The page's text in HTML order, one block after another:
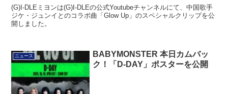
(G)I-DLEミヨンは(G)I-DLEの公式Youtubeチャンネルにて、中国歌手
ジケ・ジュンイとのコラボ曲「Glow Up」のスペシャルクリップを公
開しました。
ニュース
BABYMONSTER 本日カムバッ
ク！「D-DAY」ポスターを公開